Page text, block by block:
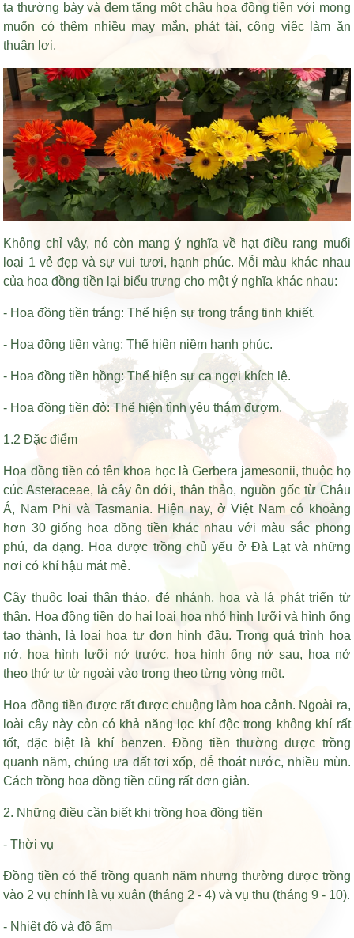
ta thường bày và đem tặng một chậu hoa đồng tiền với mong
muốn có thêm nhiều may mắn, phát tài, công việc làm ăn
thuận lợi.
Không chỉ vậy, nó còn mang ý nghĩa về hạt điều rang muối
loại 1 vẻ đẹp và sự vui tươi, hạnh phúc. Mỗi màu khác nhau
của hoa đồng tiền lại biểu trưng cho một ý nghĩa khác nhau:
- Hoa đồng tiền trắng: Thể hiện sự trong trắng tinh khiết.
- Hoa đồng tiền vàng: Thể hiện niềm hạnh phúc.
- Hoa đồng tiền hồng: Thể hiện sự ca ngợi khích lệ.
- Hoa đồng tiền đỏ: Thể hiện tình yêu thắm đượm.
1.2 Đặc điểm
Hoa đồng tiền có tên khoa học là Gerbera jamesonii, thuộc họ
cúc Asteraceae, là cây ôn đới, thân thảo, nguồn gốc từ Châu
Á, Nam Phi và Tasmania. Hiện nay, ở Việt Nam có khoảng
hơn 30 giống hoa đồng tiền khác nhau với màu sắc phong
phú, đa dạng. Hoa được trồng chủ yếu ở Đà Lạt và những
nơi có khí hậu mát mẻ.
Cây thuộc loại thân thảo, đẻ nhánh, hoa và lá phát triển từ
thân. Hoa đồng tiền do hai loại hoa nhỏ hình lưỡi và hình ống
tạo thành, là loại hoa tự đơn hình đầu. Trong quá trình hoa
nở, hoa hình lưỡi nở trước, hoa hình ống nở sau, hoa nở
theo thứ tự từ ngoài vào trong theo từng vòng một.
Hoa đồng tiền được rất được chuộng làm hoa cảnh. Ngoài ra,
loài cây này còn có khả năng lọc khí độc trong không khí rất
tốt, đặc biệt là khí benzen. Đồng tiền thường được trồng
quanh năm, chúng ưa đất tơi xốp, dễ thoát nước, nhiều mùn.
Cách trồng hoa đồng tiền cũng rất đơn giản.
2. Những điều cần biết khi trồng hoa đồng tiền
- Thời vụ
Đồng tiền có thể trồng quanh năm nhưng thường được trồng
vào 2 vụ chính là vụ xuân (tháng 2 - 4) và vụ thu (tháng 9 - 10).
- Nhiệt độ và độ ẩm